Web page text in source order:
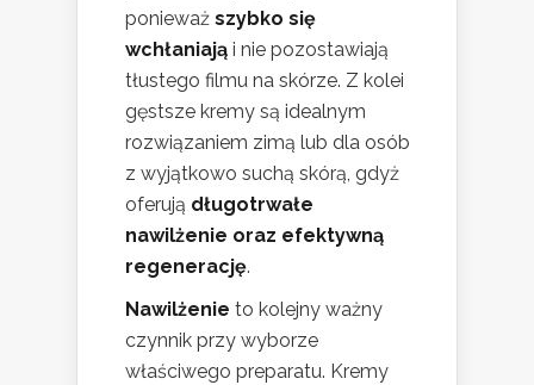
ponieważ szybko się
wchłaniają i nie pozostawiają
tłustego filmu na skórze. Z kolei
gęstsze kremy są idealnym
rozwiązaniem zimą lub dla osób
z wyjątkowo suchą skórą, gdyż
oferują długotrwałe
nawilżenie oraz efektywną
regenerację.
Nawilżenie to kolejny ważny
czynnik przy wyborze
właściwego preparatu. Kremy